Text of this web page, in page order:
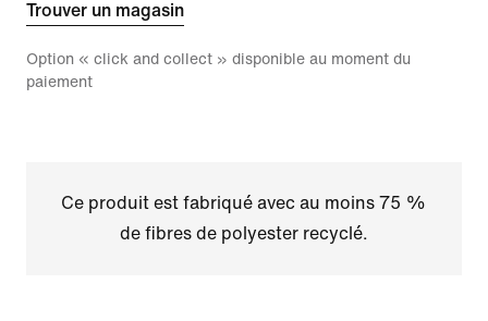
Trouver un magasin
Option « click and collect » disponible au moment du
paiement
Ce produit est fabriqué avec au moins 75 %
de fibres de polyester recyclé.